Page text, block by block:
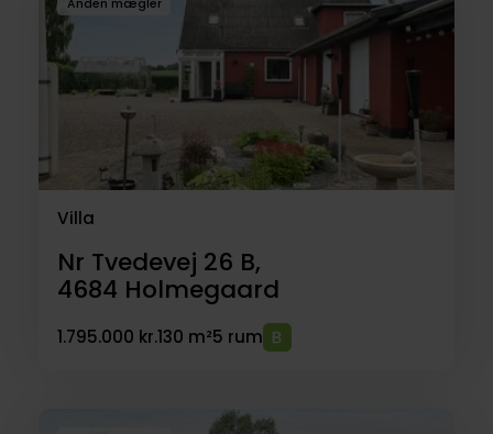
Anden mægler
Villa
Nr Tvedevej 26 B,
4684 Holmegaard
1.795.000 kr.130 m²5 rum